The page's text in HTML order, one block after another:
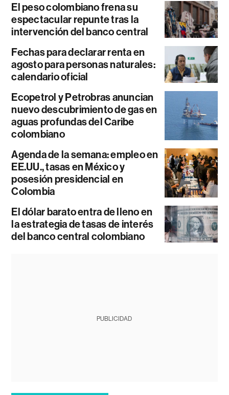
El peso colombiano frena su
espectacular repunte tras la
intervención del banco central
Fechas para declarar renta en
agosto para personas naturales:
calendario oficial
Ecopetrol y Petrobras anuncian
nuevo descubrimiento de gas en
aguas profundas del Caribe
colombiano
Agenda de la semana: empleo en
EE.UU., tasas en México y
posesión presidencial en
Colombia
El dólar barato entra de lleno en
la estrategia de tasas de interés
del banco central colombiano
PUBLICIDAD